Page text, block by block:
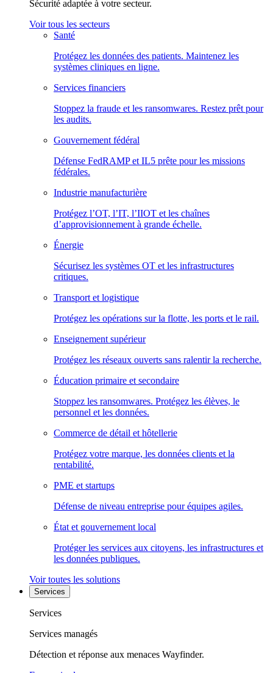
Sécurité adaptée à votre secteur.
Voir tous les secteurs
Santé
Protégez les données des patients. Maintenez les
systèmes cliniques en ligne.
Services financiers
Stoppez la fraude et les ransomwares. Restez prêt pour
les audits.
Gouvernement fédéral
Défense FedRAMP et IL5 prête pour les missions
fédérales.
Industrie manufacturière
Protégez l’OT, l’IT, l’IIOT et les chaînes
d’approvisionnement à grande échelle.
Énergie
Sécurisez les systèmes OT et les infrastructures
critiques.
Transport et logistique
Protégez les opérations sur la flotte, les ports et le rail.
Enseignement supérieur
Protégez les réseaux ouverts sans ralentir la recherche.
Éducation primaire et secondaire
Stoppez les ransomwares. Protégez les élèves, le
personnel et les données.
Commerce de détail et hôtellerie
Protégez votre marque, les données clients et la
rentabilité.
PME et startups
Défense de niveau entreprise pour équipes agiles.
État et gouvernement local
Protéger les services aux citoyens, les infrastructures et
les données publiques.
Voir toutes les solutions
Services
Services
Services managés
Détection et réponse aux menaces Wayfinder.